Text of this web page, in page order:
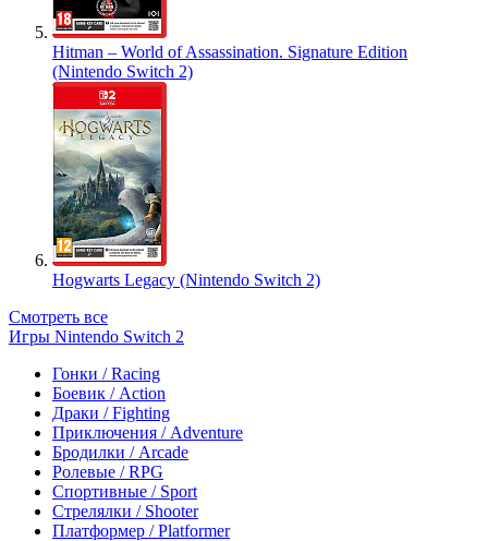
Hitman – World of Assassination. Signature Edition
(Nintendo Switch 2)
Hogwarts Legacy (Nintendo Switch 2)
Смотреть все
Игры Nintendo Switch 2
Гонки / Racing
Боевик / Action
Драки / Fighting
Приключения / Adventure
Бродилки / Arcade
Ролевые / RPG
Спортивные / Sport
Стрелялки / Shooter
Платформер / Platformer